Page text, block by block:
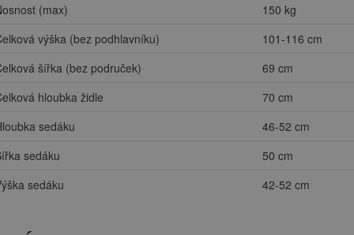
(max)
150 kg
výška (bez podhlavníku)
101-116 cm
šířka (bez područek)
69 cm
hloubka židle
70 cm
sedáku
46-52 cm
sedáku
50 cm
sedáku
42-52 cm